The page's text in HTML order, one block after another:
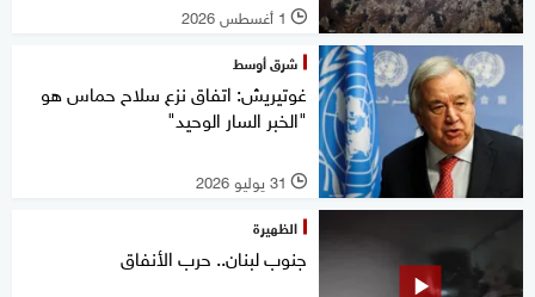
l 1 أغسطس 2026
شرق أوسط
غوتيريش: اتفاق نزع سلاح حماس هو
"الخبر السار الوحيد"
l 31 يوليو 2026
الظهيرة
جنوب لبنان.. حرب الأنفاق